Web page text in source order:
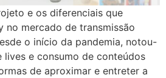
e os diferenciais que
no mercado de transmissão
o início da pandemia, notou-
lives e consumo de conteúdos
de aproximar e entreter a